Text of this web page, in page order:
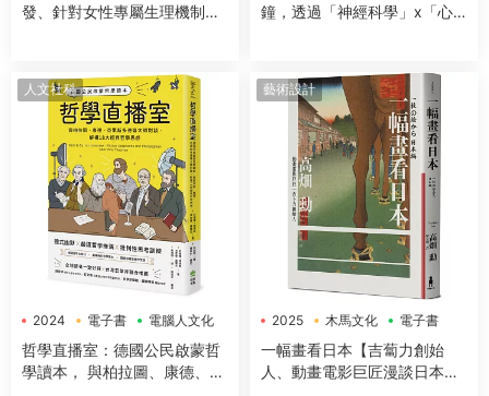
發、針對女性專屬生理機制與
鐘，透過「神經科學」x「心
讓大腦潛能發揮到極緻，變得
超犀利！
人文社科
2024 電子書 電腦人文化
哲學直播室：德國公民啟蒙哲
學讀本， 與柏拉圖、康德、亞
藝術設計
2025 木馬文化 電子書
一幅畫看日本【吉蔔力創始
人、動畫電影巨匠漫談日本傳